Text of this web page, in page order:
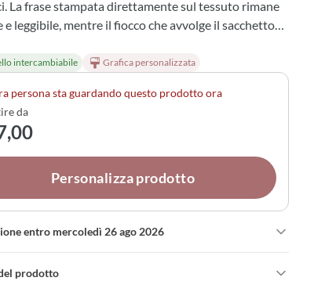
La frase stampata direttamente sul tessuto rimane
e leggibile, mentre il fiocco che avvolge il sacchetto
quel tocco di calore che caratterizza i dettagli fatti
Scegli tra diverse tonalità di tessuto e colori di fiocco
ogni elemento al tuo stile.
intercambiabile Grafica personalizzata
persona sta guardando questo prodotto ora
da
Personalizza prodotto
entro mercoledì 26 ago 2026
prodotto